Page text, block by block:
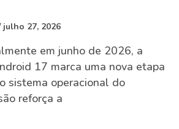
julho 27, 2026
em junho de 2026, a
17 marca uma nova etapa
sistema operacional do
reforça a